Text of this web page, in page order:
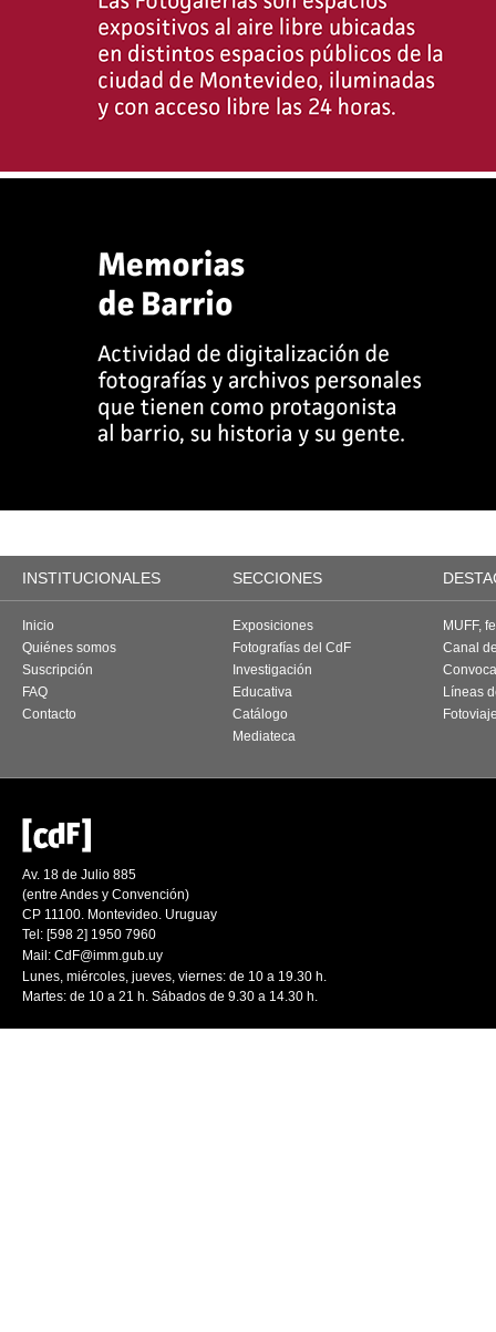
INSTITUCIONALES SECCIONES
Inicio
Quiénes somos
Suscripción
FAQ
Contacto
Exposiciones
Fotografías del CdF
Investigación
Educativa
Catálogo
Mediateca
MUFF,
Canal
Líneas
Av. 18 de Julio 885
(entre Andes y Convención)
CP 11100. Montevideo. Uruguay
Tel: [598 2] 1950 7960
Mail: CdF@imm.gub.uy
Lunes, miércoles, jueves, viernes: de 10 a 19.30 h.
Martes: de 10 a 21 h. Sábados de 9.30 a 14.30 h.